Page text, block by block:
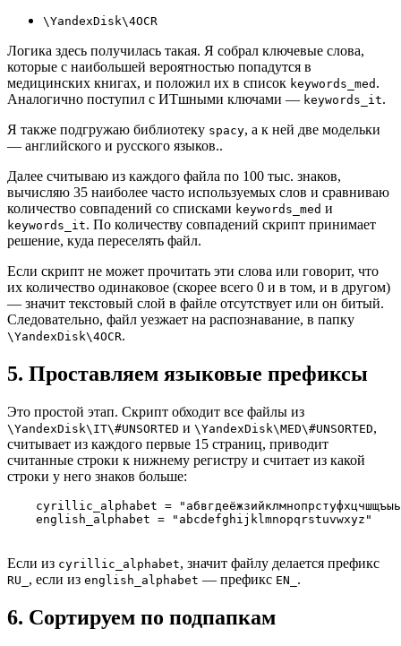
\YandexDisk\4OCR
Логика здесь получилась такая. Я собрал ключевые слова,
которые с наибольшей вероятностью попадутся в
медицинских книгах, и положил их в список keywords_med .
Аналогично поступил с ИТшными ключами — keywords_it.
Я также подгружаю библиотеку spacy, а к ней две модельки
— английского и русского языков..
Далее считываю из каждого файла по 100 тыс. знаков,
вычисляю 35 наиболее часто используемых слов и сравниваю
количество совпадений со списками keywords_med и
keywords_it. По количеству совпадений скрипт принимает
решение, куда переселять файл.
Если скрипт не может прочитать эти слова или говорит, что
их количество одинаковое (скорее всего 0 и в том, и в другом)
— значит текстовый слой в файле отсутствует или он битый.
Следовательно, файл уезжает на распознавание, в папку
\YandexDisk\4OCR.
5. Проставляем языковые префиксы
Это простой этап. Скрипт обходит все файлы из
\YandexDisk\IT\#UNSORTED и \YandexDisk\MED\#UNSORTED,
считывает из каждого первые 15 страниц, приводит
считанные строки к нижнему регистру и считает из какой
строки у него знаков больше:
cyrillic_alphabet =
Если из cyrillic_alphabet, значит файлу делается префикс
RU_ , если из english_alphabet — префикс EN_ .
6. Сортируем по подпапкам